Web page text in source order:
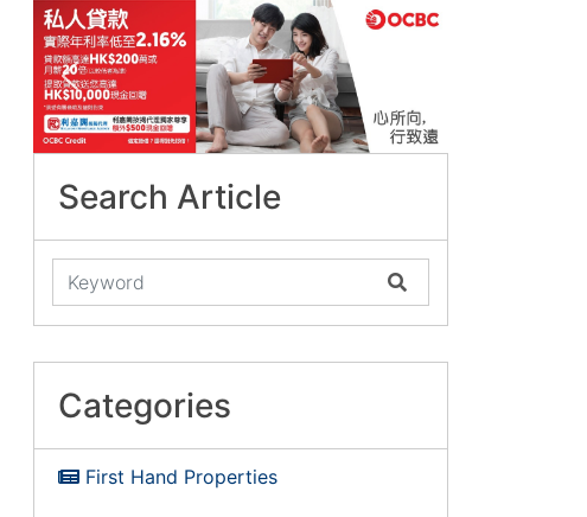
Search Article
Categories
First Hand Properties